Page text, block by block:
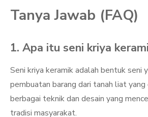
Tanya Jawab (FAQ)
1. Apa itu seni kriya
Seni kriya keramik adalah bentuk seni
pembuatan barang dari tanah liat
berbagai teknik dan desain yang
tradisi masyarakat.